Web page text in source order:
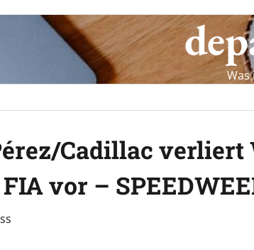
Was
Cadillac
vor –